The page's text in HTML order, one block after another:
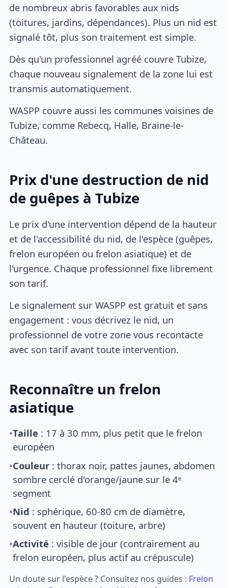
de nombreux abris favorables aux nids
(toitures, jardins, dépendances). Plus un nid est
signalé tôt, plus son traitement est simple.
Dès qu'un professionnel agréé couvre Tubize,
chaque nouveau signalement de la zone lui est
transmis automatiquement.
WASPP couvre aussi les communes voisines de
Tubize, comme Rebecq, Halle, Braine-le-
Château.
Prix d'une destruction de nid
de guêpes à Tubize
Le prix d'une intervention dépend de la hauteur
et de l'accessibilité du nid, de l'espèce (guêpes,
frelon européen ou frelon asiatique) et de
l'urgence. Chaque professionnel fixe librement
son tarif.
Le signalement sur WASPP est gratuit et sans
engagement : vous décrivez le nid, un
professionnel de votre zone vous recontacte
avec son tarif avant toute intervention.
Reconnaître un frelon
asiatique
•Taille : 17 à 30 mm, plus petit que le frelon
européen
•Couleur : thorax noir, pattes jaunes, abdomen
sombre cerclé d'orange/jaune sur le 4ᵉ
segment
•Nid : sphérique, 60-80 cm de diamètre,
souvent en hauteur (toiture, arbre)
•Activité : visible de jour (contrairement au
frelon européen, plus actif au crépuscule)
Un doute sur l'espèce ? Consultez nos guides : Frelon